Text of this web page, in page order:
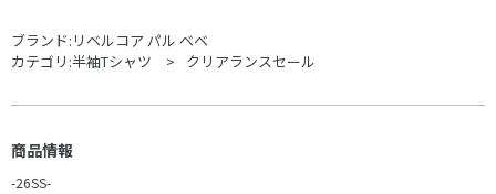
ブランド: リベルコア パル ベベ
カテゴリ:半袖Tシャツ クリアランスセール
商品情報
-26SS-